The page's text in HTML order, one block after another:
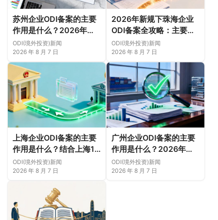
苏州企业ODI备案的主要
作用是什么？2026年新
规下先把这几个问题弄明
白（附成功案例与正规靠
谱代办中介推荐）
ODI(境外投资)新闻
2026 年 8 月 7 日
2026年新规下珠海企业
ODI备案全攻略：主要作
用、各区合规重点、外汇
登记与案例解析正规靠谱
代办中介推荐
ODI(境外投资)新闻
2026 年 8 月 7 日
上海企业ODI备案的主要
作用是什么？结合上海16
区企业特点，看懂2026
ODI(境外投资)新闻
广州企业ODI备案的主要
作用是什么？2026年新
规下广州11区企业出海实
ODI(境外投资)新闻